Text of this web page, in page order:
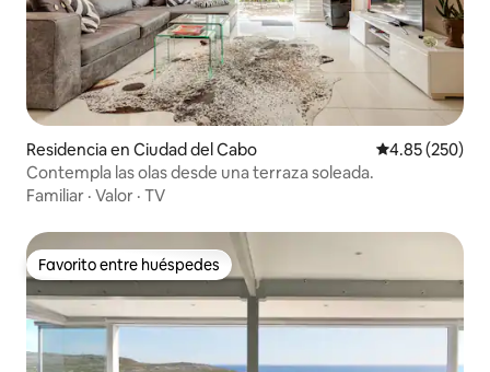
Residencia en Ciudad del Cabo Calificación
4.85 (250)
Contempla las olas desde una terraza soleada.
Familiar · Valor · TV
Favorito entre huéspedes
Favorito entre huéspedes